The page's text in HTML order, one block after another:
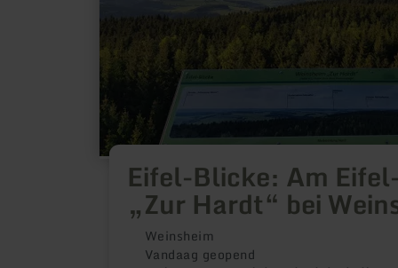
Eifel-Blicke: Am
„Zur Hardt“ bei
Weinsheim
Vandaag geopend